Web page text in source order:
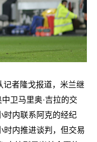
记者隆戈报道，米兰继
卫马里奥·吉拉的交
时内联系阿克的经纪
时内推进谈判，但交易